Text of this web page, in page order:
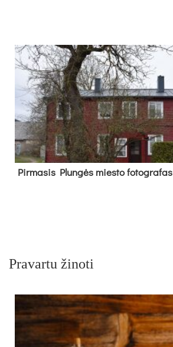
Pir­ma­sis Plun­gės mies­to fo­tog­ra­fas
Pravartu žinoti